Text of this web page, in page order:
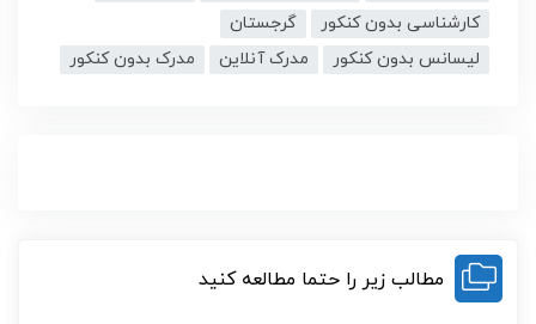
کارشناسی بدون کنکور
گرجستان
لیسانس بدون کنکور
مدرک آنلاین مدرک بدون کنکور
مطالب زیر را حتما مطالعه کنید